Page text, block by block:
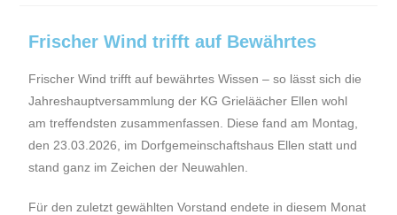
Frischer Wind trifft auf Bewährtes
Frischer Wind trifft auf bewährtes Wissen – so lässt sich die
Jahreshauptversammlung der KG Grieläächer Ellen wohl
am treffendsten zusammenfassen. Diese fand am Montag,
den 23.03.2026, im Dorfgemeinschaftshaus Ellen statt und
stand ganz im Zeichen der Neuwahlen.
Für den zuletzt gewählten Vorstand endete in diesem Monat